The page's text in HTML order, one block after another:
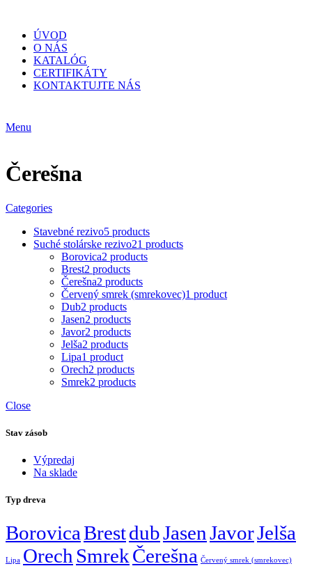
ÚVOD
O NÁS
KATALÓG
CERTIFIKÁTY
KONTAKTUJTE NÁS
Menu
Čerešna
Categories
Stavebné rezivo5 products
Suché stolárske rezivo21 products
Borovica2 products
Brest2 products
Čerešna2 products
Červený smrek (smrekovec)1 product
Dub2 products
Jasen2 products
Javor2 products
Jelša2 products
Lipa1 product
Orech2 products
Smrek2 products
Close
Stav zásob
Výpredaj
Na sklade
Typ dreva
BorovicaBrestdubJasenJavorJelša
Lipa Orech SmrekČerešna Červený smrek (smrekovec)